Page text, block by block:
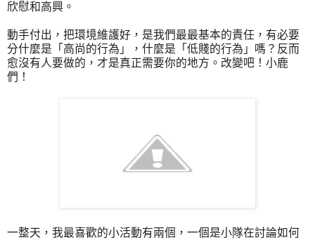
欣慰和高興。
動手付出，把環境維護好，是我們最最基本的責任，有必要
分什麼是「高尚的行為」，什麼是「低賤的行為」嗎？反而
愈沒有人要做的，才是真正需要你的地方。改變吧！小鹿
們！
一整天，我最喜歡的小活動有兩個，一個是小隊在討論如何